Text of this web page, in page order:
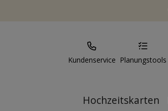
Kundenservice Planungstools
Hochzeitskarten